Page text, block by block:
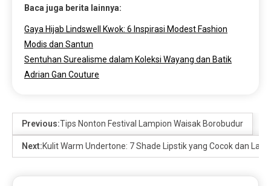
Baca juga berita lainnya:
Gaya Hijab Lindswell Kwok: 6 Inspirasi Modest Fashion
Modis dan Santun
Sentuhan Surealisme dalam Koleksi Wayang dan Batik
Adrian Gan Couture
Previous:Tips Nonton Festival Lampion Waisak Borobudur
Next:Kulit Warm Undertone: 7 Shade Lipstik yang Cocok dan Lagi